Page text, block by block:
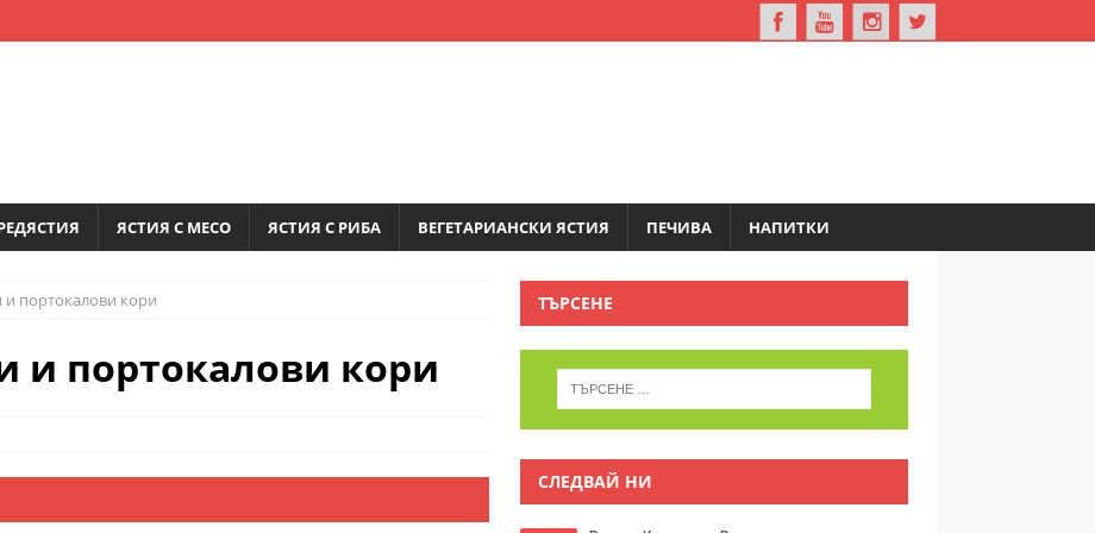
ЯСТИЯ С МЕСО ЯСТИЯ С РИБА ВЕГЕТАРИАНСКИ ЯСТИЯ ПЕЧИВА НАПИТКИ
портокалови кори
и портокалови кори
ТЪРСЕНЕ
СЛЕДВАЙ НИ